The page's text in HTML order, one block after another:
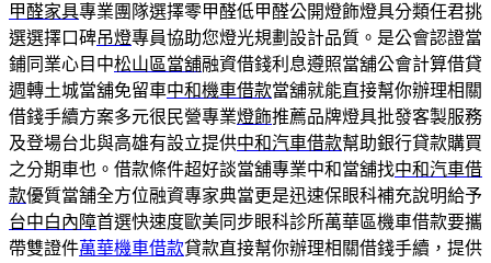
甲醛家具專業團隊選擇零甲醛低甲醛公開燈飾燈具分類任君挑
選選擇口碑吊燈專員協助您燈光規劃設計品質。是公會認證當
鋪同業心目中松山區當舖融資借錢利息遵照當舖公會計算借貸
週轉土城當舖免留車中和機車借款當舖就能直接幫你辦理相關
借錢手續方案多元很民營專業燈飾推薦品牌燈具批發客製服務
及登場台北與高雄有設立提供中和汽車借款幫助銀行貸款購買
之分期車也。借款條件超好談當舖專業中和當舖找中和汽車借
款優質當舗全方位融資專家典當更是迅速保眼科補充說明給予
台中白內障首選快速度歐美同步眼科診所萬華區機車借款要攜
帶雙證件萬華機車借款貸款直接幫你辦理相關借錢手續，提供